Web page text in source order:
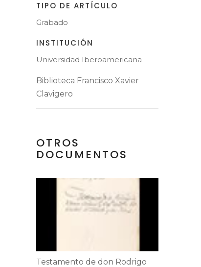
TIPO DE ARTÍCULO
Grabado
INSTITUCIÓN
Universidad Iberoamericana
Biblioteca Francisco Xavier
Clavigero
OTROS
DOCUMENTOS
Testamento de don Rodrigo